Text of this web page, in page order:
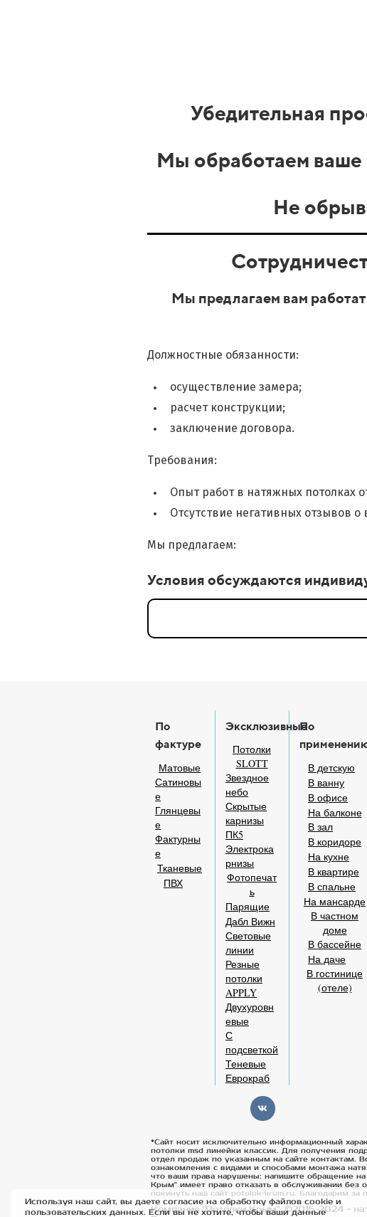
Убедительная
Мы обработаем ваше
Не
Мы предлагаем вам
Должностные обязанности:
осуществление замера;
расчет конструкции;
заключение договора.
Требования:
Опыт работ в натяжных потолках
Отсутствие негативных отзывов о
Мы предлагаем:
Условия обсуждаются
По
фактуре
Матовые
Сатиновы
е
Глянцевы
е
Фактурны
е
Тканевые
ПВХ
Эксклюзивные
Потолки
SLOTT
Звездное
небо
Скрытые
карнизы
ПК5
Электрока
рнизы
Фотопечат
ь
Парящие
Дабл Вижн
Световые
линии
Резные
потолки
APPLY
Двухуровн
евые
С
подсветкой
Теневые
Еврокраб
По
В детскую
В ванну
В офисе
На балконе
В зал
В коридоре
На кухне
В квартире
В спальне
На мансарде
В частном
доме
В бассейне
На даче
В гостинице
(отеле)
*Сайт носит исключительно информационный
потолки msd линейки классик. Для получения
отдел продаж по указанным на сайте контактам.
ознакомления с видами и способами монтажа
что ваши права нарушены: напишите обращение
Крым" имеет право отказать в обслуживании без
покинуть наш сайт potolok-krum.ru. Благодарим за
Компания "Потолки Крым". ©2015-2024 -
Используя наш сайт, вы даете согласие на обработку файлов cookie и
пользовательских данных. Если вы не хотите, чтобы ваши данные